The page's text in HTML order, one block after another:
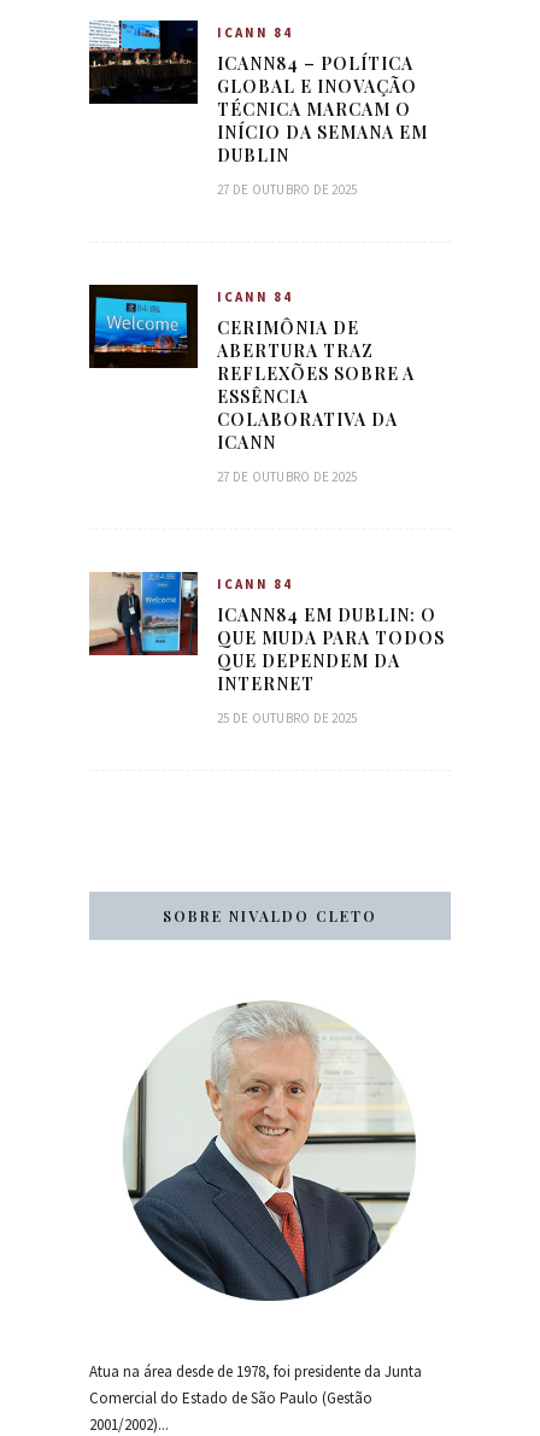
ICANN 84
ICANN84 – POLÍTICA
GLOBAL E INOVAÇÃO
TÉCNICA MARCAM O
INÍCIO DA SEMANA EM
DUBLIN
27 DE OUTUBRO DE 2025
ICANN 84
CERIMÔNIA DE
ABERTURA TRAZ
REFLEXÕES SOBRE A
ESSÊNCIA
COLABORATIVA DA
ICANN
27 DE OUTUBRO DE 2025
ICANN 84
ICANN84 EM DUBLIN: O
QUE MUDA PARA TODOS
QUE DEPENDEM DA
INTERNET
25 DE OUTUBRO DE 2025
SOBRE NIVALDO CLETO
Atua na área desde de 1978, foi presidente da Junta
Comercial do Estado de São Paulo (Gestão
2001/2002)...